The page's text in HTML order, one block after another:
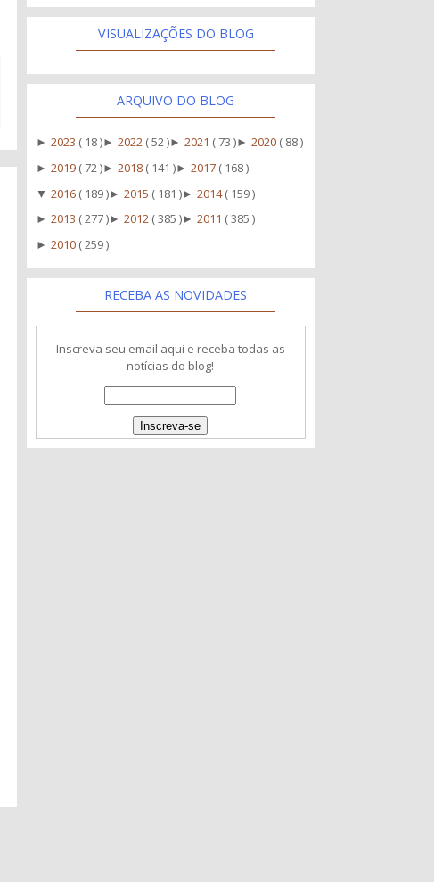
VISUALIZAÇÕES DO BLOG
ARQUIVO DO BLOG
►2023 ( 18 )►2022 ( 52 )►2021 ( 73 )►2020 ( 88 )
►2019 ( 72 )►2018 ( 141 )►2017 ( 168 )
▼2016 ( 189 )►2015 ( 181 )►2014( 159 )
►2013 ( 277 )►2012 ( 385 )►2011 ( 385 )
►2010 ( 259 )
RECEBA AS NOVIDADES
Inscreva seu email aqui e receba todas as
notícias do blog!